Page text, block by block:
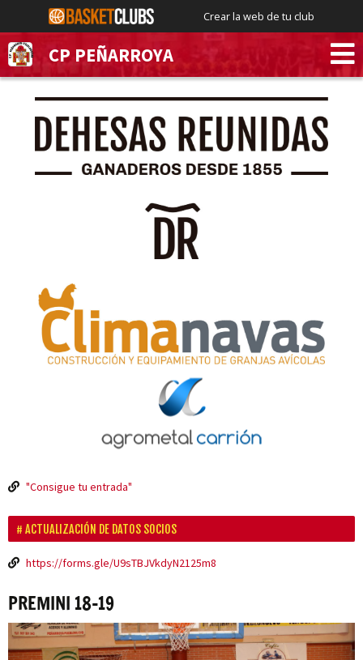
Crear la web de tu club
CP PEÑARROYA
"Consigue tu entrada"
ACTUALIZACIÓN DE DATOS SOCIOS
https://forms.gle/U9sTBJVkdyN2125m8
PREMINI 18-19